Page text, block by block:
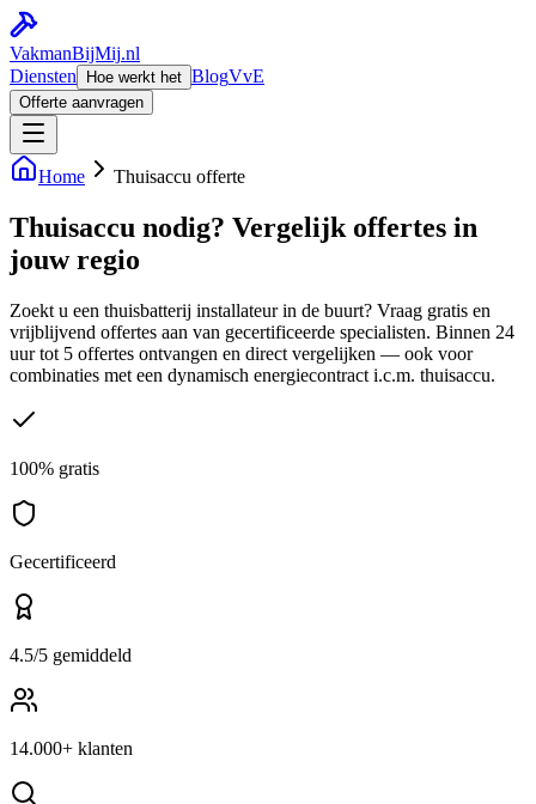
VakmanBijMij.nl
Diensten
Hoe werkt het BlogVvE
Offerte aanvragen
Home Thuisaccu offerte
Thuisaccu nodig? Vergelijk offertes in
jouw regio
Zoekt u een thuisbatterij installateur in de buurt? Vraag gratis en
vrijblijvend offertes aan van gecertificeerde specialisten. Binnen 24
uur tot 5 offertes ontvangen en direct vergelijken — ook voor
combinaties met een dynamisch energiecontract i.c.m. thuisaccu.
100% gratis
Gecertificeerd
4.5/5 gemiddeld
14.000+ klanten